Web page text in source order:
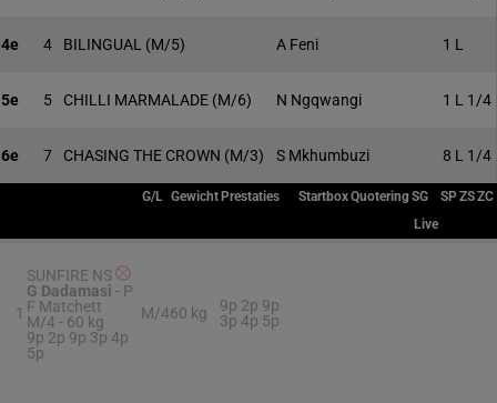
4e 4 BILINGUAL (M/5) A Feni 1 L
5e 5 CHILLI MARMALADE (M/6) N Ngqwangi 1 L 1/4
6e 7 CHASING THE CROWN (M/3) S Mkhumbuzi 8 L 1/4
G/L Gewicht Prestaties StartboxQuoteringSG SPZSZC
Live
1
SUNFIRE NS
G Dadamasi - P
F Matchett
M/4 - 60 kg
9p 2p 9p 3p 4p
5p
M/460 kg
9p 2p 9p
3p 4p 5p